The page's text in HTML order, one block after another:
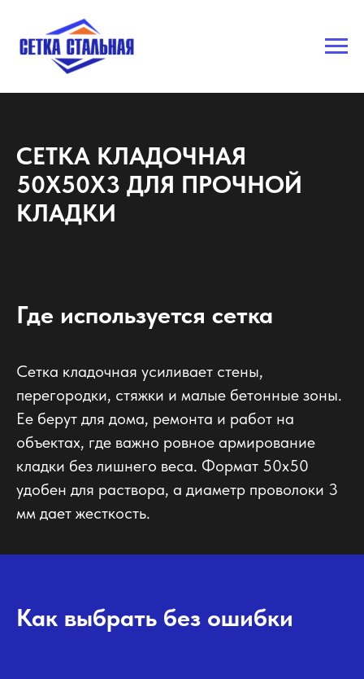
СЕТКА КЛАДОЧНАЯ
50Х50Х3 ДЛЯ ПРОЧНОЙ
КЛАДКИ
Где используется сетка
Сетка кладочная усиливает стены,
перегородки, стяжки и малые бетонные зоны.
Ее берут для дома, ремонта и работ на
объектах, где важно ровное армирование
кладки без лишнего веса. Формат 50х50
удобен для раствора, а диаметр проволоки 3
мм дает жесткость.
Как выбрать без ошибки